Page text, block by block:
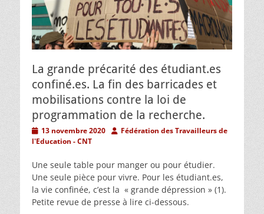
La grande précarité des étudiant.es
confiné.es. La fin des barricades et
mobilisations contre la loi de
programmation de la recherche.
Posted
on
13 novembre 2020 AuthorFédération des Travailleurs de
l'Education - CNT
Une seule table pour manger ou pour étudier.
Une seule pièce pour vivre. Pour les étudiant.es,
la vie confinée, c’est la « grande dépression » (1).
Petite revue de presse à lire ci-dessous.